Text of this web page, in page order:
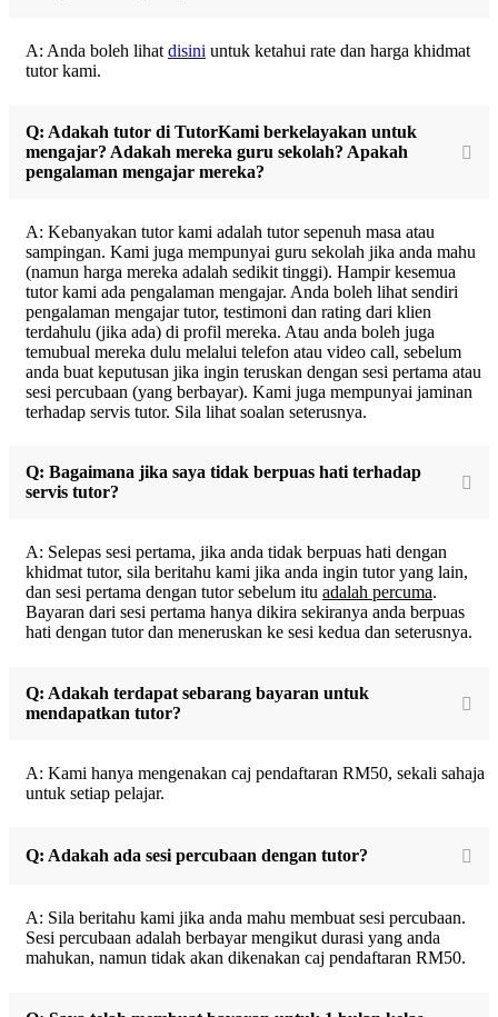
A: Anda boleh lihat disini untuk ketahui rate dan harga khidmat
tutor kami.
Q: Adakah tutor di TutorKami berkelayakan untuk
mengajar? Adakah mereka guru sekolah? Apakah
pengalaman mengajar mereka?
A: Kebanyakan tutor kami adalah tutor sepenuh masa atau
sampingan. Kami juga mempunyai guru sekolah jika anda mahu
(namun harga mereka adalah sedikit tinggi). Hampir kesemua
tutor kami ada pengalaman mengajar. Anda boleh lihat sendiri
pengalaman mengajar tutor, testimoni dan rating dari klien
terdahulu (jika ada) di profil mereka. Atau anda boleh juga
temubual mereka dulu melalui telefon atau video call, sebelum
anda buat keputusan jika ingin teruskan dengan sesi pertama atau
sesi percubaan (yang berbayar). Kami juga mempunyai jaminan
terhadap servis tutor. Sila lihat soalan seterusnya.
Q: Bagaimana jika saya tidak berpuas hati terhadap
servis tutor?
A: Selepas sesi pertama, jika anda tidak berpuas hati dengan
khidmat tutor, sila beritahu kami jika anda ingin tutor yang lain,
dan sesi pertama dengan tutor sebelum itu adalah percuma.
Bayaran dari sesi pertama hanya dikira sekiranya anda berpuas
hati dengan tutor dan meneruskan ke sesi kedua dan seterusnya.
Q: Adakah terdapat sebarang bayaran untuk
mendapatkan tutor?
A: Kami hanya mengenakan caj pendaftaran RM50, sekali sahaja
untuk setiap pelajar.
Q: Adakah ada sesi percubaan dengan tutor?
A: Sila beritahu kami jika anda mahu membuat sesi percubaan.
Sesi percubaan adalah berbayar mengikut durasi yang anda
mahukan, namun tidak akan dikenakan caj pendaftaran RM50.